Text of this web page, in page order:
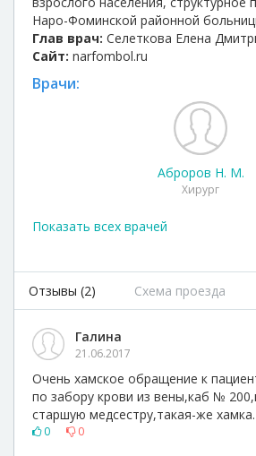
Наро-Фоминской районной
Глав врач: Селеткова Елена
Сайт: narfombol.ru
Врачи:
Аброров Н. М.
Хирург
Агапова И. М.
Инфекционист
Алдохина С. А.
Показать всех врачей
Отзывы (2) Схема проезда
Галина
21.06.2017
Очень хамское обращение к
по забору крови из вены,каб №
старшую медсестру,такая-же хамка.
0 0